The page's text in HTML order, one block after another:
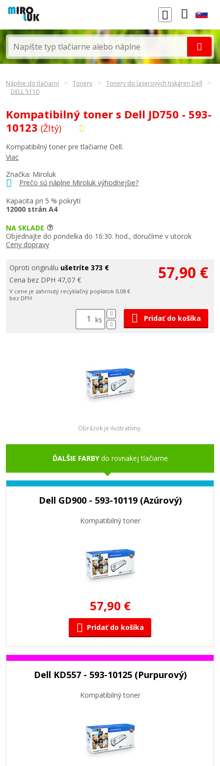
Náplne do tlačiarní Tonery
Tonery do laserových tiskáren Dell
DELL 5110
Kompatibilný toner s Dell JD750 - 593-
10123 (Žltý)
Značka: Miroluk
Prečo sú náplne Miroluk výhodnejšie?
Kapacita pri 5 % pokrytí
12000 strán A4
Kompatibilný toner pre tlačiarne Dell.
Viac
NA SKLADE
Objednajte do pondelka do 16:30. hod., doručíme v utorok
Ceny dopravy
Oproti originálu ušetríte 373 €
Cena bez DPH 47,07 €
V cene je zahrnutý recyklačný poplatok 0,08 €
bez DPH
57,90 €
ks Pridať do košíka
Obrázok je ilustratívny.
ĎALŠIE FARBYdo rovnakej tlačiarne
Dell GD900 - 593-10119 (Azúrový)
Kompatibilný toner
57,90 €
Pridať do košíka
Dell KD557 - 593-10125 (Purpurový)
Kompatibilný toner